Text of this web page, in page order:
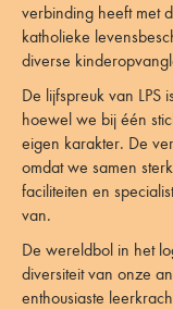
verbinding heeft met
katholieke
diverse
De lijfspreuk van
hoewel we bij één
eigen karakter. De
omdat we samen
faciliteiten en
van.
De wereldbol in het
diversiteit van onze
enthousiaste